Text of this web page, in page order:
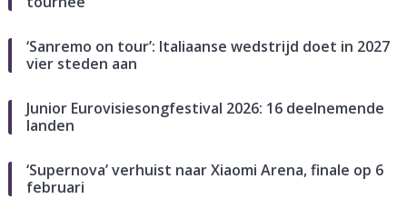
‘Sanremo on tour’: Italiaanse wedstrijd doet in 2027
vier steden aan
Junior Eurovisiesongfestival 2026: 16 deelnemende
landen
‘Supernova’ verhuist naar Xiaomi Arena, finale op 6
februari